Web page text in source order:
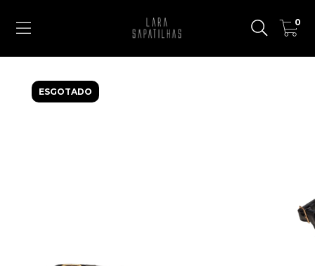
0
ESGOTADO